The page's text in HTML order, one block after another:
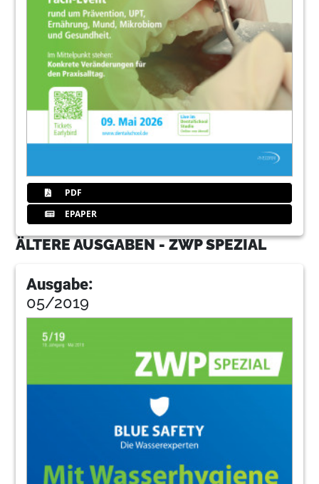
PDF
EPAPER
ÄLTERE AUSGABEN - ZWP SPEZIAL
Ausgabe:
05/2019